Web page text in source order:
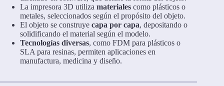
La impresora 3D utiliza materiales como plásticos o
metales, seleccionados según el propósito del objeto.
El objeto se construye capa por capa, depositando o
solidificando el material según el modelo.
Tecnologías diversas, como FDM para plásticos o
SLA para resinas, permiten aplicaciones en
manufactura, medicina y diseño.